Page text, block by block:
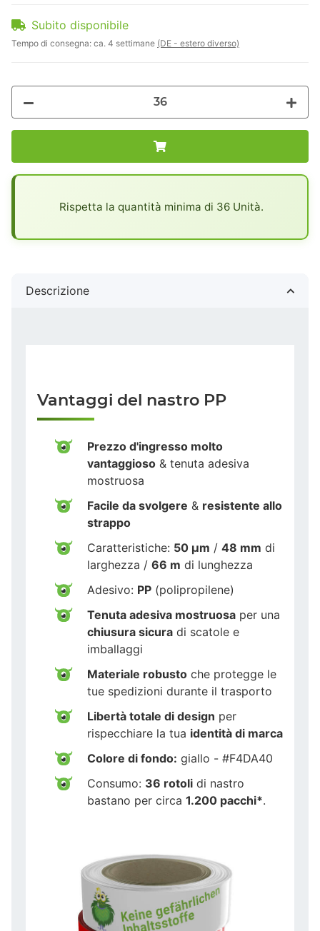
Subito disponibile
Tempo di consegna: ca. 4 settimane (DE - estero diverso)
Rispetta la quantità minima di 36 Unità.
Descrizione
Vantaggi del nastro PP
Prezzo d'ingresso molto
vantaggioso & tenuta adesiva
mostruosa
Facile da svolgere & resistente allo
strappo
Caratteristiche: 50 µm / 48 mm di
larghezza / 66 m di lunghezza
Adesivo: PP (polipropilene)
Tenuta adesiva mostruosa per una
chiusura sicura di scatole e
imballaggi
Materiale robusto che protegge le
tue spedizioni durante il trasporto
Libertà totale di design per
rispecchiare la tua identità di marca
Colore di fondo: giallo - #F4DA40
Consumo: 36 rotoli di nastro
bastano per circa 1.200 pacchi*.